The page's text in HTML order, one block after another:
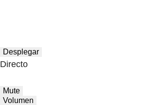
Desplegar
Directo
Mute
Volumen